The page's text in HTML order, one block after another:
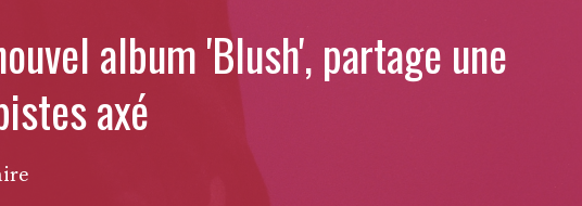
album 'Blush', partage une
axé